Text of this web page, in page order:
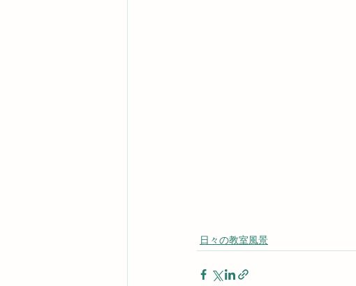
日々の教室風景